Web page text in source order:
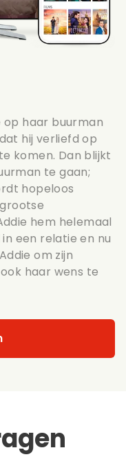
haar buurman
hij verliefd op
komen. Dan blijkt
te gaan;
hopeloos
hem helemaal
een relatie en nu
om zijn
haar wens te